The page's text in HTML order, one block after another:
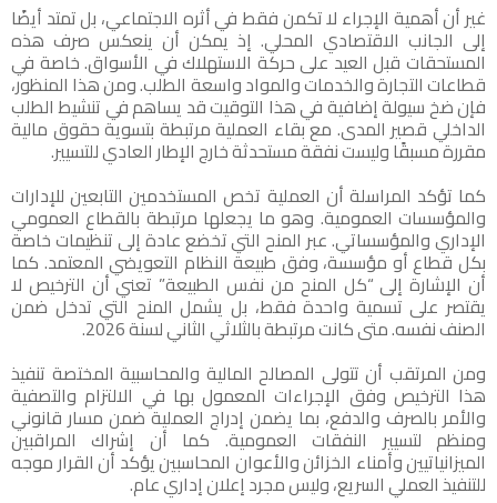
غير أن أهمية الإجراء لا تكمن فقط في أثره الاجتماعي، بل تمتد أيضًا
إلى الجانب الاقتصادي المحلي. إذ يمكن أن ينعكس صرف هذه
المستحقات قبل العيد على حركة الاستهلاك في الأسواق. خاصة في
قطاعات التجارة والخدمات والمواد واسعة الطلب. ومن هذا المنظور،
فإن ضخ سيولة إضافية في هذا التوقيت قد يساهم في تنشيط الطلب
الداخلي قصير المدى. مع بقاء العملية مرتبطة بتسوية حقوق مالية
مقررة مسبقًا وليست نفقة مستحدثة خارج الإطار العادي للتسيير.
كما تؤكد المراسلة أن العملية تخص المستخدمين التابعين للإدارات
والمؤسسات العمومية. وهو ما يجعلها مرتبطة بالقطاع العمومي
الإداري والمؤسساتي. عبر المنح التي تخضع عادة إلى تنظيمات خاصة
بكل قطاع أو مؤسسة، وفق طبيعة النظام التعويضي المعتمد. كما
أن الإشارة إلى “كل المنح من نفس الطبيعة” تعني أن الترخيص لا
يقتصر على تسمية واحدة فقط، بل يشمل المنح التي تدخل ضمن
الصنف نفسه. متى كانت مرتبطة بالثلاثي الثاني لسنة 2026.
ومن المرتقب أن تتولى المصالح المالية والمحاسبية المختصة تنفيذ
هذا الترخيص وفق الإجراءات المعمول بها في الالتزام والتصفية
والأمر بالصرف والدفع، بما يضمن إدراج العملية ضمن مسار قانوني
ومنظم لتسيير النفقات العمومية. كما أن إشراك المراقبين
الميزانياتيين وأمناء الخزائن والأعوان المحاسبين يؤكد أن القرار موجه
للتنفيذ العملي السريع، وليس مجرد إعلان إداري عام.